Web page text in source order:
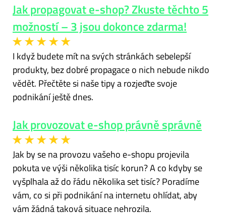
Jak propagovat e-shop? Zkuste těchto 5
možností – 3 jsou dokonce zdarma!
I když budete mít na svých stránkách sebelepší
produkty, bez dobré propagace o nich nebude nikdo
vědět. Přečtěte si naše tipy a rozjeďte svoje
podnikání ještě dnes.
Jak provozovat e-shop právně správně
Jak by se na provozu vašeho e-shopu projevila
pokuta ve výši několika tisíc korun? A co kdyby se
vyšplhala až do řádu několika set tisíc? Poradíme
vám, co si při podnikání na internetu ohlídat, aby
vám žádná taková situace nehrozila.